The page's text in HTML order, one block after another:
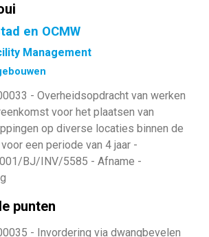
en OCMW
Management
- Overheidsopdracht van werken
voor het plaatsen van
op diverse locaties binnen de
een periode van 4 jaar -
BJ/INV/5585 - Afname -
punten
- Invordering via dwangbevelen